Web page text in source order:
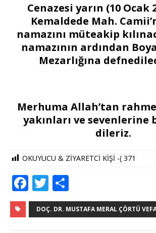
Cenazesi yarın (10 Ocak
Kemaldede Mah.
namazını müteakip
namazının ardından
Mezarlığına
Merhuma Allah’tan
yakınları ve sevenlerine
dileriz.
OKUYUCU & ZİYARETCİ KİŞİ -( 371
F
a
c
T
w
it
h
ar
DOÇ. DR. MUSTAFA MERAL ÇÖRTÜ